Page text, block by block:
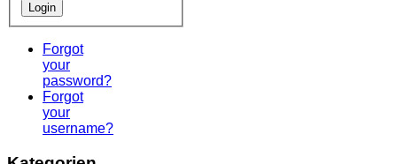
Forgot
your
password?
Forgot
your
username?